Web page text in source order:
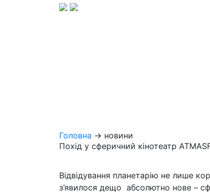
Головна → новини
Похід у сферичний кінотеатр
Відвідування планетарію не лише
з’явилося дещо абсолютно нове –